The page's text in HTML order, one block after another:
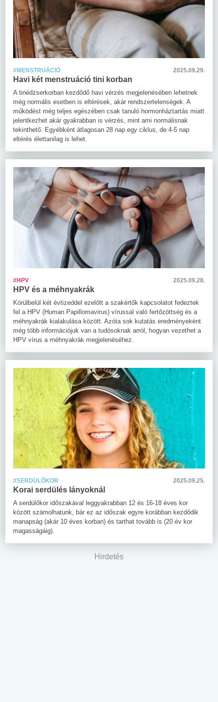
#MENSTRUÁCIÓ 2025.09.29.
Havi két menstruáció tini korban
A tinédzserkorban kezdődő havi vérzés megjelenésében lehetnek
még normális esetben is eltérések, akár rendszertelenségek. A
működést még teljes egészében csak tanuló hormonháztartás miatt
jelentkezhet akár gyakrabban is vérzés, mint ami normálisnak
tekinthető. Egyébként átlagosan 28 nap egy ciklus, de 4-5 nap
eltérés élettanilag is lehet.
#HPV 2025.09.28.
HPV és a méhnyakrák
Körülbelül két évtizeddel ezelőtt a szakértők kapcsolatot fedeztek
fel a HPV (Human Papillomavirus) vírussal való fertőzöttség és a
méhnyakrák kialakulása között. Azóta sok kutatás eredményeként
még több információjuk van a tudósoknak arról, hogyan vezethet a
HPV vírus a méhnyakrák megjelenéséhez.
#SERDÜLŐKOR 2025.09.25.
Korai serdülés lányoknál
A serdülőkor időszakával leggyakrabban 12 és 16-18 éves kor
között számolhatunk, bár ez az időszak egyre korábban kezdődik
manapság (akár 10 éves korban) és tarthat tovább is (20 év kor
magasságáig).
Hirdetés